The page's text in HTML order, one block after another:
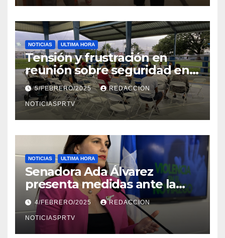
NOTICIAS ULTIMA HORA
Tensión y frustración en
reunión sobre seguridad en
Reparto Metropolitano
5/FEBRERO/2025 REDACCION
NOTICIASPRTV
NOTICIAS ULTIMA HORA
Senadora Ada Álvarez
presenta medidas ante la
violencia en el noviazgo
4/FEBRERO/2025 REDACCION
NOTICIASPRTV